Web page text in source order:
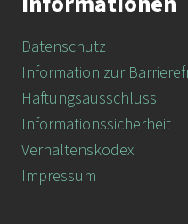
Datenschutz
Information zur
Haftungsausschluss
Informationssicherheit
Verhaltenskodex
Impressum